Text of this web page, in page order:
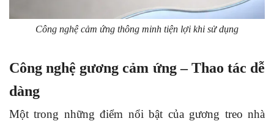
Công nghệ cảm ứng thông minh tiện lợi khi sử dụng
Công nghệ gương cảm ứng – Thao tác dễ
dàng
Một trong những điểm nổi bật của gương treo nhà